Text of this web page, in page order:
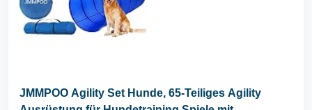
JMMPOO Agility Set Hunde, 65-Teiliges Agility